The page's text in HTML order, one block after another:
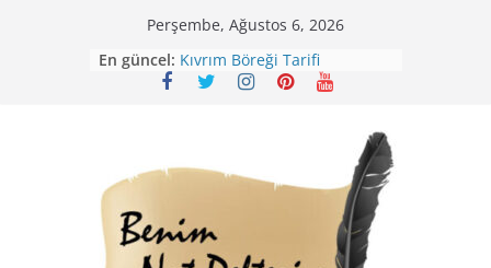
Perşembe, Ağustos 6, 2026
En güncel:
Mirik Köfte Tarifi – Sivas
Kıvrım Böreği Tarifi
Karabuğday Pilavı Tarifi